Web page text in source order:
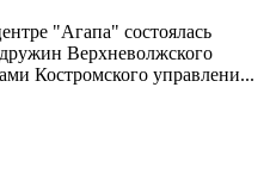
"Агапа" состоялась
Верхневолжского
Костромского управлени...